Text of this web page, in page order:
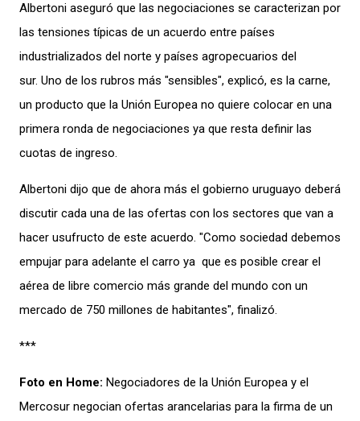
Albertoni aseguró que las negociaciones se caracterizan por
las tensiones típicas de un acuerdo entre países
industrializados del norte y países agropecuarios del
sur. Uno de los rubros más "sensibles", explicó, es la carne,
un producto que la Unión Europea no quiere colocar en una
primera ronda de negociaciones ya que resta definir las
cuotas de ingreso.
Albertoni dijo que de ahora más el gobierno uruguayo deberá
discutir cada una de las ofertas con los sectores que van a
hacer usufructo de este acuerdo. "Como sociedad debemos
empujar para adelante el carro ya que es posible crear el
aérea de libre comercio más grande del mundo con un
mercado de 750 millones de habitantes", finalizó.
***
Foto en Home: Negociadores de la Unión Europea y el
Mercosur negocian ofertas arancelarias para la firma de un